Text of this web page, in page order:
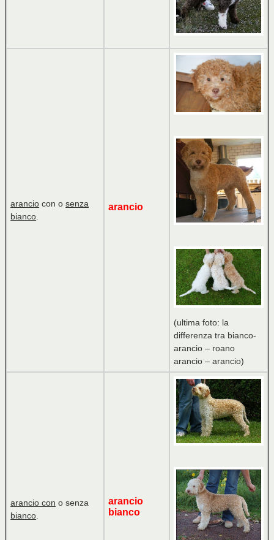
arancio con osenza
bianco.
arancio
(ultima foto: la
differenza tra bianco-
arancio – roano
arancio – arancio)
arancio con o senza
bianco.
arancio
bianco